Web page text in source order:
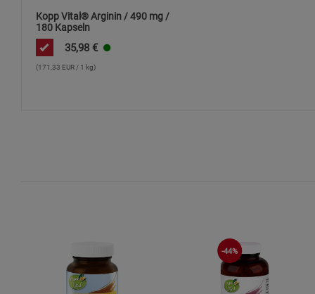
Kopp Vital® Arginin / 490 mg /
180 Kapseln
35,98 €
(171,33 EUR / 1 kg)
-44%